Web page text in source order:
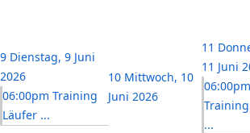
9 Dienstag, 9 Juni
2026
06:00pm Training
Läufer ...
10 Mittwoch, 10
Juni 2026
11
11 Juni
06:00pm
...